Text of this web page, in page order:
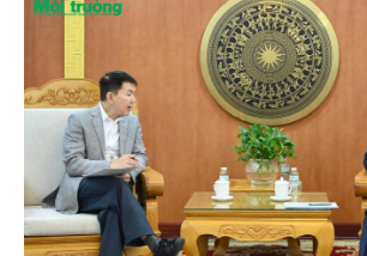
trưởng khá. Diện tích rừng trồng mới
thủy sản đều tăng nhẹ.